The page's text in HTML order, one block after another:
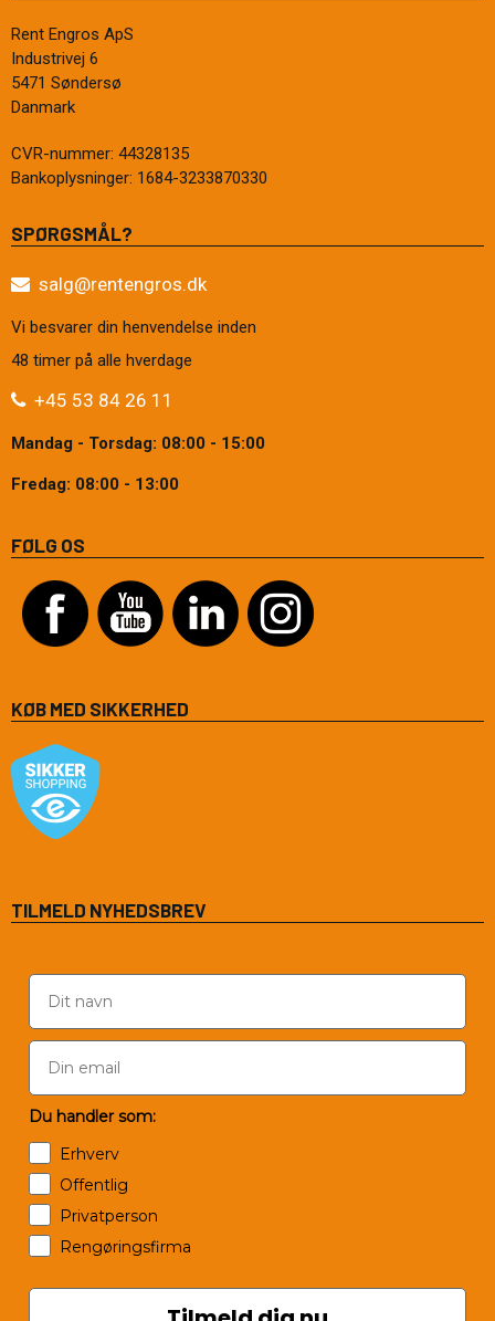
Rent Engros ApS
Industrivej 6
5471 Søndersø
Danmark
CVR-nummer: 44328135
Bankoplysninger: 1684-3233870330
SPØRGSMÅL?
salg@rentengros.dk
Vi besvarer din henvendelse inden
48 timer på alle hverdage
+45 53 84 26 11
Mandag - Torsdag: 08:00 - 15:00
Fredag: 08:00 - 13:00
FØLG OS
KØB MED SIKKERHED
TILMELD NYHEDSBREV
Du handler som:
Erhverv
Offentlig
Privatperson
Rengøringsfirma